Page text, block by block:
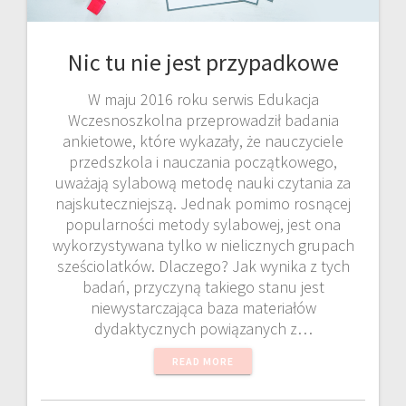
Nic tu nie jest przypadkowe
W maju 2016 roku serwis Edukacja
Wczesnoszkolna przeprowadził badania
ankietowe, które wykazały, że nauczyciele
przedszkola i nauczania początkowego,
uważają sylabową metodę nauki czytania za
najskuteczniejszą. Jednak pomimo rosnącej
popularności metody sylabowej, jest ona
wykorzystywana tylko w nielicznych grupach
sześciolatków. Dlaczego? Jak wynika z tych
badań, przyczyną takiego stanu jest
niewystarczająca baza materiałów
dydaktycznych powiązanych z…
READ MORE